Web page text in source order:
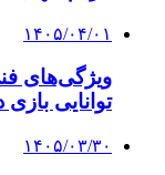
۱۴۰۵/۰۴/۰۱
ویژگی‌های
توانایی
۱۴۰۵/۰۳/۳۰